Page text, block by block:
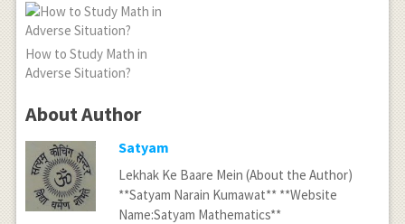
How to Study Math in
Adverse Situation?
About Author
Satyam
Lekhak Ke Baare Mein (About the Author)
**Satyam Narain Kumawat** **Website
Name:Satyam Mathematics**